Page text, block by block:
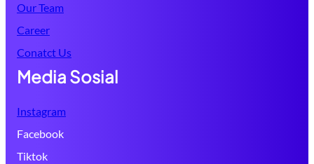
Our Team
Career
Conatct Us
Media Sosial
Instagram
Facebook
Tiktok